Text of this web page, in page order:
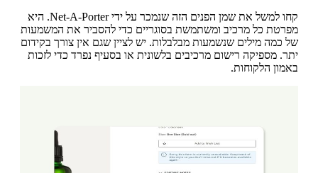
קחו למשל את שמן הפנים הזה שנמכר על ידי Net-A-Porter. היא
מפרטת כל מרכיב ומשתמשת בסוגריים כדי להסביר את המשמעות
של כמה מילים שנשמעות מבלבלות. יש לציין שגם אין צורך בקידום
יתר. מספיקה רישום מרכיבים בלשונית או בסעיף נפרד כדי לזכות
באמון הלקוחות.